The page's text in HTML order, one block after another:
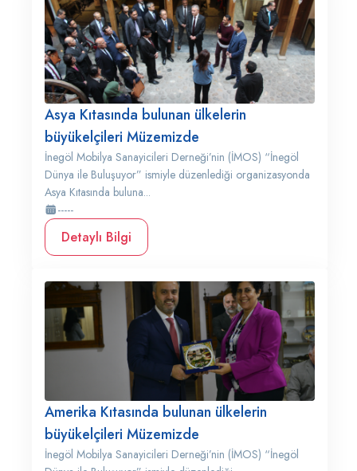
Asya Kıtasında bulunan ülkelerin
büyükelçileri Müzemizde
İnegöl Mobilya Sanayicileri Derneği’nin (İMOS) “İnegöl
Dünya ile Buluşuyor” ismiyle düzenlediği organizasyonda
Asya Kıtasında buluna...
-----
Detaylı Bilgi
Amerika Kıtasında bulunan ülkelerin
büyükelçileri Müzemizde
İnegöl Mobilya Sanayicileri Derneği’nin (İMOS) “İnegöl